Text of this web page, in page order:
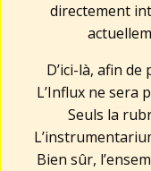
directement
D’ici-là, afin
L’Influx ne sera
Seuls la
Bien sûr,